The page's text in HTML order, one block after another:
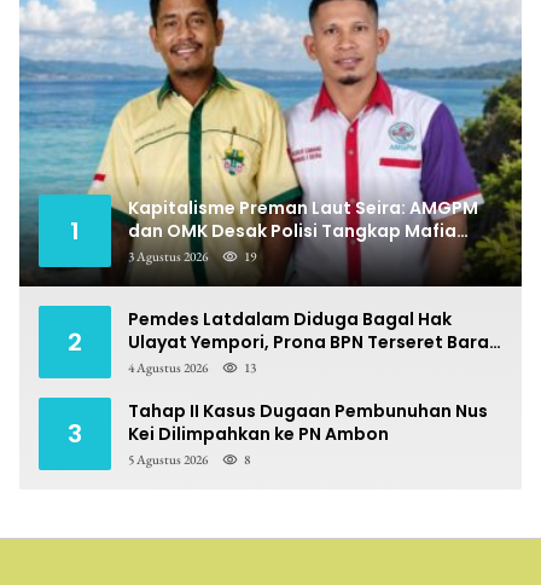
1
Kapitalisme Preman Laut Seira: AMGPM
dan OMK Desak Polisi Tangkap Mafia
Pungli
3 Agustus 2026 19
2
Pemdes Latdalam Diduga Bagal Hak
Ulayat Yempori, Prona BPN Terseret Bara
Sengketa
4 Agustus 2026 13
3
Tahap II Kasus Dugaan Pembunuhan Nus
Kei Dilimpahkan ke PN Ambon
5 Agustus 2026 8